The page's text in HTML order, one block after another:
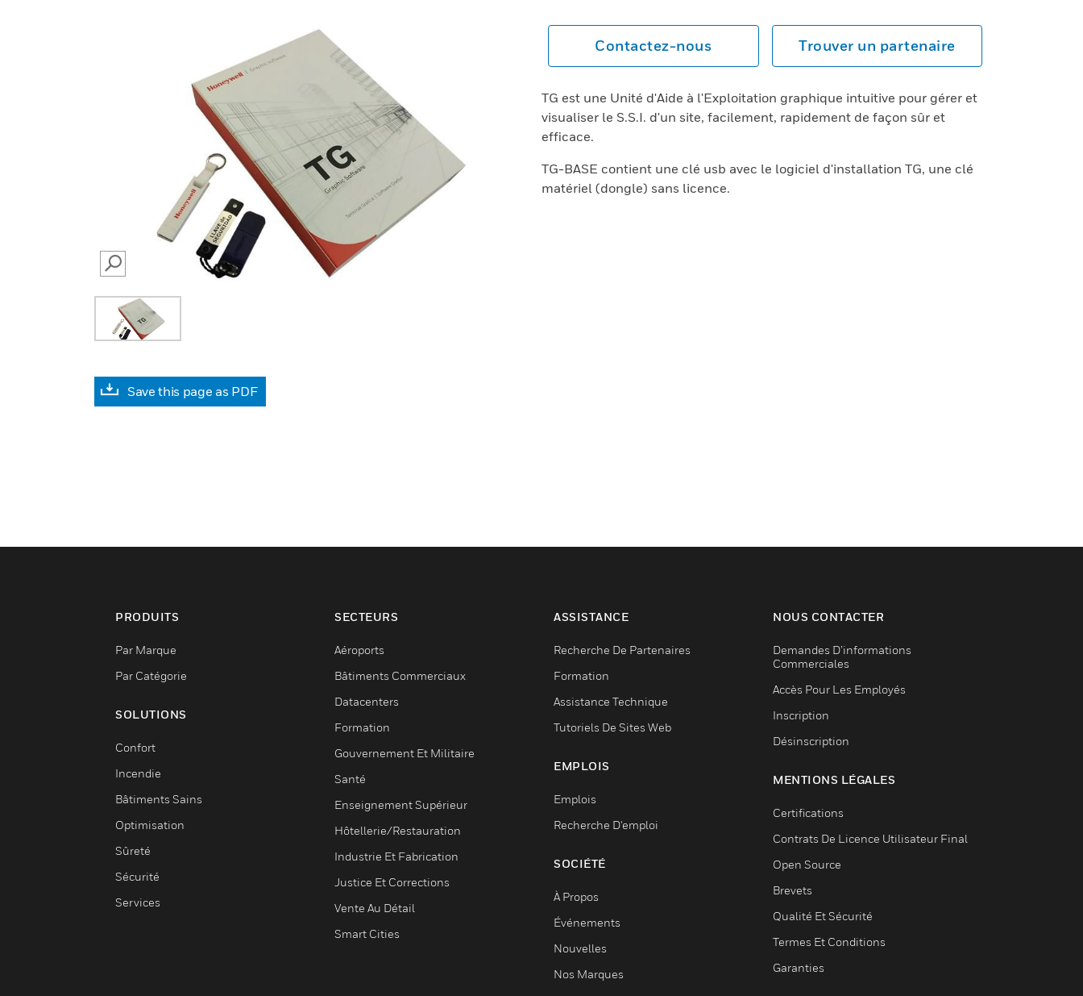
SEARCH
Save this page as PDF
Contactez-nous Trouver un partenaire
TG est une Unité d'Aide à l'Exploitation graphique intuitive pour gérer et
visualiser le S.S.I. d'un site, facilement, rapidement de façon sûr et
efficace.
TG-BASE contient une clé usb avec le logiciel d'installation TG, une clé
matériel (dongle) sans licence.
PRODUITS
Par Marque
Par Catégorie
SOLUTIONS
Confort
Incendie
Bâtiments Sains
Optimisation
Sûreté
Sécurité
Services
SECTEURS
Aéroports
Bâtiments Commerciaux
Datacenters
Formation
Gouvernement Et Militaire
Santé
Enseignement Supérieur
Hôtellerie/Restauration
Industrie Et Fabrication
Justice Et Corrections
Vente Au Détail
Smart Cities
ASSISTANCE
Recherche De Partenaires
Formation
Assistance Technique
Tutoriels De Sites Web
EMPLOIS
Emplois
Recherche D'emploi
SOCIÉTÉ
À Propos
Événements
Nouvelles
Nos Marques
NOUS CONTACTER
Demandes D’informations
Commerciales
Accès Pour Les Employés
Inscription
Désinscription
MENTIONS LÉGALES
Certifications
Contrats De Licence Utilisateur Final
Open Source
Brevets
Qualité Et Sécurité
Termes Et Conditions
Garanties